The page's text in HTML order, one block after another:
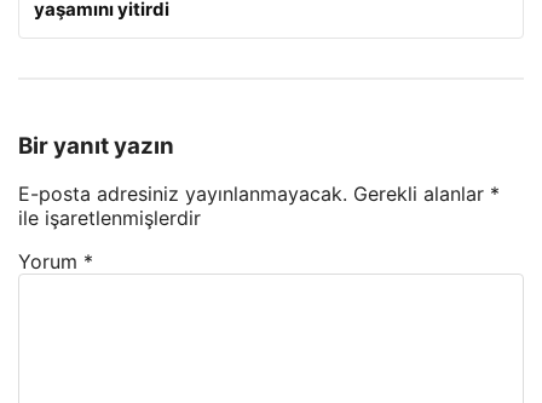
yaşamını yitirdi
Bir yanıt yazın
E-posta adresiniz yayınlanmayacak. Gerekli alanlar *
ile işaretlenmişlerdir
Yorum *